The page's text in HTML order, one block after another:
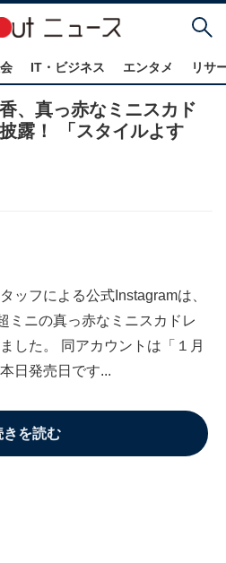
IT・ビジネス エンタメ リサ
、真っ赤なミニスカド
露！ 「スタイルよす
ッフによる公式Instagramは、
ミニの真っ赤なミニスカドレ
した。 同アカウントは「１月
日発売日です...
きを読む